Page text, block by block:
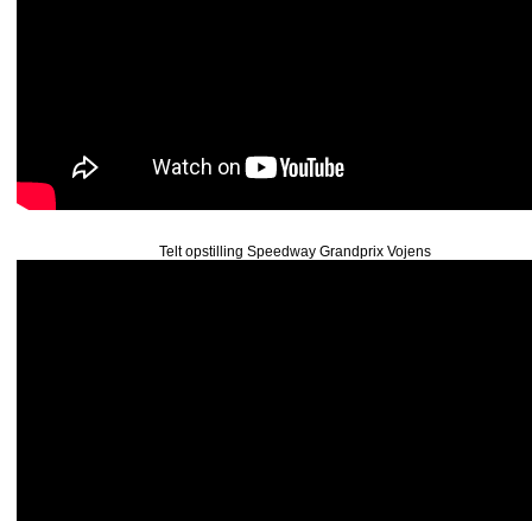
Telt opstilling Speedway Grandprix Vojens